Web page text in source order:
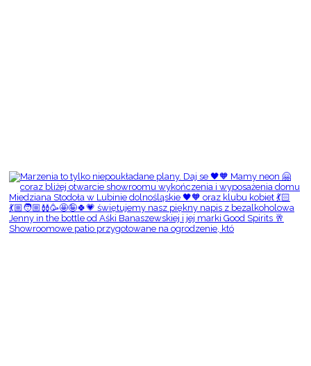
Showroomowe patio przygotowane na ogrodzenie, któ